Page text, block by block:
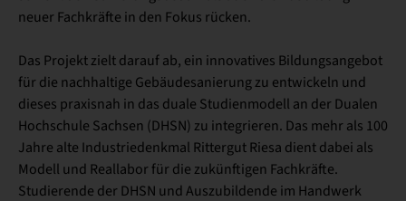
neuer Fachkräfte in den Fokus rücken.
Das Projekt zielt darauf ab, ein innovatives Bildungsangebot
für die nachhaltige Gebäudesanierung zu entwickeln und
dieses praxisnah in das duale Studienmodell an der Dualen
Hochschule Sachsen (DHSN) zu integrieren. Das mehr als 100
Jahre alte Industriedenkmal Rittergut Riesa dient dabei als
Modell und Reallabor für die zukünftigen Fachkräfte.
Studierende der DHSN und Auszubildende im Handwerk